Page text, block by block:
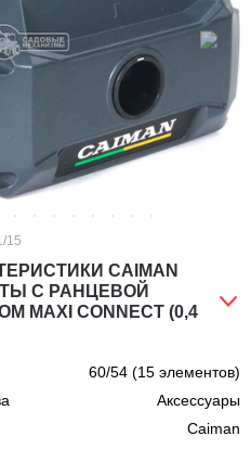
/15
CAIMAN
С РАНЦЕВОЙ
CONNECT (0,4
60/54 (15 элементов)
Аксессуары
Caiman